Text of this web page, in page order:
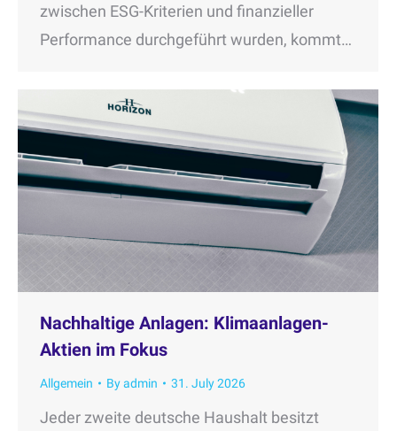
zwischen ESG-Kriterien und finanzieller
Performance durchgeführt wurden, kommt…
Nachhaltige Anlagen: Klimaanlagen-
Aktien im Fokus
Allgemein Byadmin 31. July 2026
Jeder zweite deutsche Haushalt besitzt